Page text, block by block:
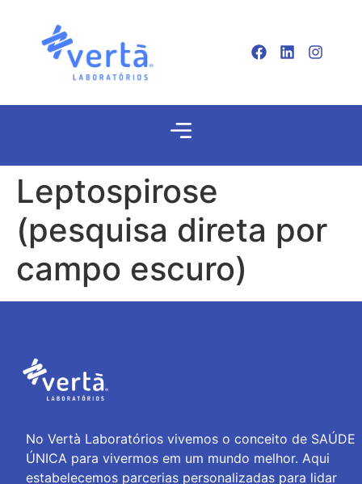
Leptospirose
(pesquisa direta por
campo escuro)
No Vertà Laboratórios vivemos o conceito de SAÚDE
ÚNICA para vivermos em um mundo melhor. Aqui
estabelecemos parcerias personalizadas para lidar